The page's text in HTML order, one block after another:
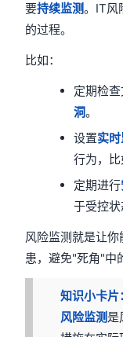
要持续监测。IT风
的过程。
比如：
定期检
洞。
设置实
行为，比
定期进行
于受控状
风险监测就是让
患，避免"死角"中
知识小卡片
风险监测是